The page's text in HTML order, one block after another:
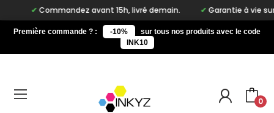
Commandez avant 15h, livré demain. Garantie à vie sur
Première commande ? : -10%
sur tous nos produits avec le code
INK10
0